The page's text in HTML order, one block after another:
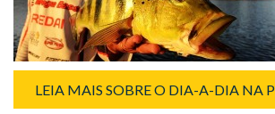
LEIA MAIS SOBRE O DIA-A-DIA NA